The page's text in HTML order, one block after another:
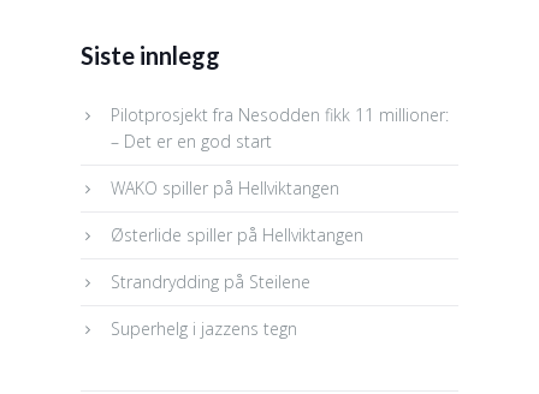
Siste innlegg
Pilotprosjekt fra Nesodden fikk 11 millioner:
– Det er en god start
WAKO spiller på Hellviktangen
Østerlide spiller på Hellviktangen
Strandrydding på Steilene
Superhelg i jazzens tegn